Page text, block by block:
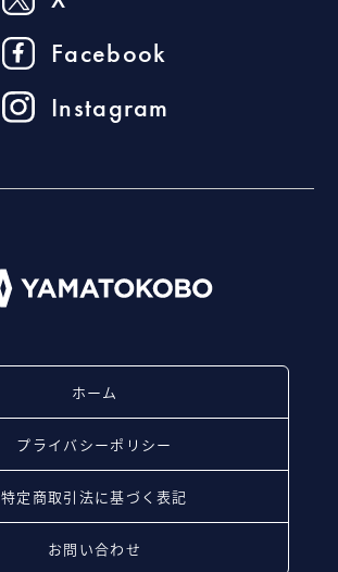
Facebook
Instagram
ホーム
プライバシーポリシー
特定商取引法に基づく表記
お問い合わせ